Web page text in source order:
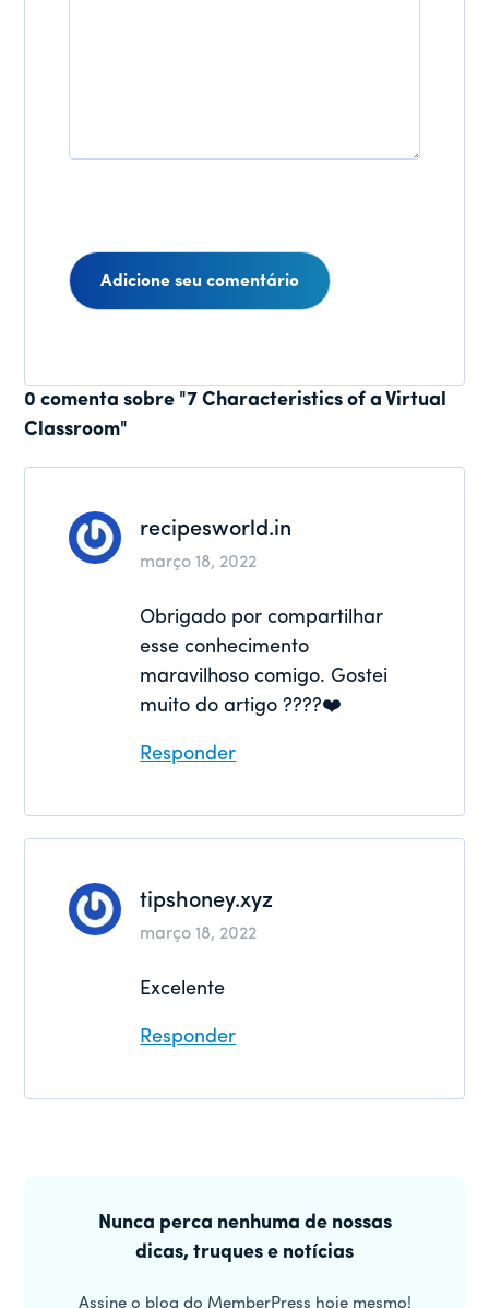
Interações
do
leitor
0 comenta sobre "7 Characteristics of a Virtual
Classroom"
recipesworld.in
março 18, 2022
Obrigado por compartilhar
esse conhecimento
maravilhoso comigo. Gostei
muito do artigo ????❤️
Responder
tipshoney.xyz
março 18, 2022
Excelente
Responder
lateralNunca perca nenhuma de nossas
dicas, truques e notícias
Assine o blog do MemberPress hoje mesmo!